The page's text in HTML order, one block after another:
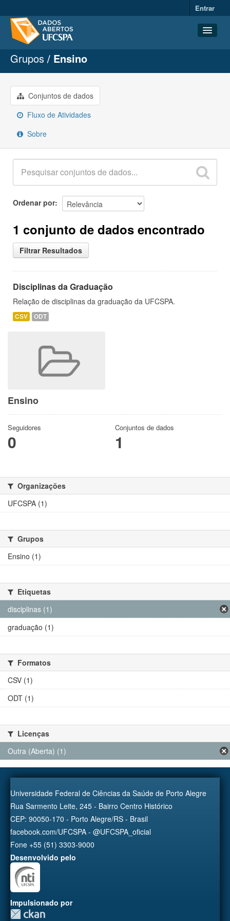
Entrar
Conjuntos de dados
Organizações
Grupos
Sobre
Grupos Ensino
Conjuntos de dados
Fluxo de Atividades
Sobre
Ordenar por
1 conjunto de dados encontrado
Filtrar Resultados
Disciplinas da Graduação
Relação de disciplinas da graduação da UFCSPA.
CSV ODT
Ensino
Seguidores
0
Conjuntos de dados
1
Organizações
UFCSPA (1)
Grupos
Ensino (1)
Etiquetas
disciplinas (1)
graduação (1)
Formatos
CSV (1)
ODT (1)
Licenças
Outra (Aberta) (1)
Universidade Federal de Ciências da Saúde de Porto Alegre
Rua Sarmento Leite, 245 - Bairro Centro Histórico
CEP: 90050-170 - Porto Alegre/RS - Brasil
facebook.com/UFCSPA - @UFCSPA_oficial
Fone +55 (51) 3303-9000
Desenvolvido pelo
Impulsionado por